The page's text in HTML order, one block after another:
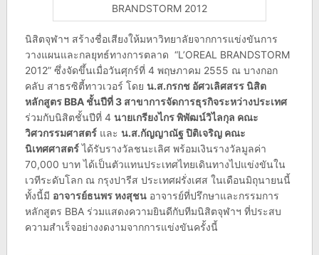
BRANDSTORM 2012
นิสิตจุฬาฯ สร้างชื่อเสียงให้มหาวิทยาลัยจากการแข่งขันการ
วางแผนและกลยุทธ์ทางการตลาด “L’OREAL BRANDSTORM
2012” ซึ่งจัดขึ้นเมื่อวันศุกร์ที่ 4 พฤษภาคม 2555 ณ บางกอก
คลับ สาธรซิตี้ทาวเวอร์ โดย น.ส.กรกช อัศวเลิศสรร นิสิต
หลักสูตร BBA ชั้นปีที่ 3 สาขาการจัดการธุรกิจระหว่างประเทศ
ร่วมกับนิสิตชั้นปีที่ 4 นายเกรียงไกรพิพัฒน์วิไลกุล คณะ
วิศวกรรมศาสตร์และ น.ส.กัญญาณัฐปิติเจริญ คณะ
นิเทศศาสตร์ได้รับรางวัลชนะเลิศ พร้อมเงินรางวัลมูลค่า
70,000 บาท ได้เป็นตัวแทนประเทศไทยเดินทางไปแข่งขันใน
เวทีระดับโลก ณ กรุงปารีส ประเทศฝรั่งเศส ในเดือนมิถุนายนนี้
ทั้งนี้มี อาจารย์ธนพร หงสุชนอาจารย์ที่ปรึกษาและกรรมการ
หลักสูตร BBA ร่วมแสดงความยินดีกับทีมนิสิตจุฬาฯ ที่ประสบ
ความสำเร็จอย่างงดงามจากการแข่งขันครั้งนี้